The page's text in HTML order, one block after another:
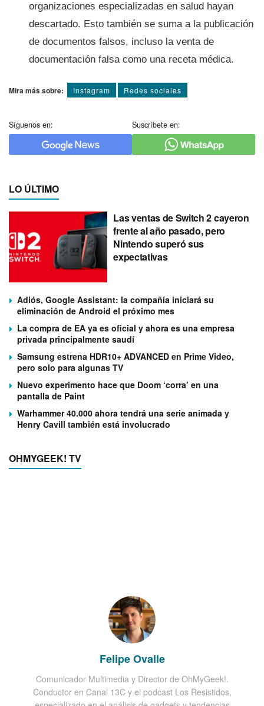
organizaciones especializadas en salud hayan
descartado. Esto también se suma a la publicación
de documentos falsos, incluso la venta de
documentación falsa como una receta médica.
Mira más sobre: Instagram Redes sociales
Síguenos en: Suscríbete en:
LO ÚLTIMO
Las ventas de Switch 2 cayeron
frente al año pasado, pero
Nintendo superó sus
expectativas
Adiós, Google Assistant: la compañía iniciará su
eliminación de Android el próximo mes
La compra de EA ya es oficial y ahora es una empresa
privada principalmente saudí
Samsung estrena HDR10+ ADVANCED en Prime Video,
pero solo para algunas TV
Nuevo experimento hace que Doom ‘corra’ en una
pantalla de Paint
Warhammer 40.000 ahora tendrá una serie animada y
Henry Cavill también está involucrado
OHMYGEEK! TV
Felipe Ovalle
Comunicador Multimedia y Director de OhMyGeek!.
Conductor en Canal 13C y el podcast Los Resistidos,